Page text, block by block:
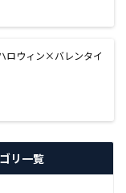
ロウィン×バレンタイ
リ一覧